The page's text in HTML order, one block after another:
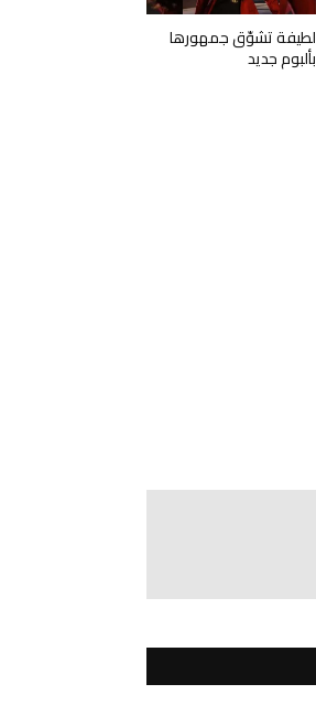
لطيفة تشوّق جمهورها
بألبوم جديد